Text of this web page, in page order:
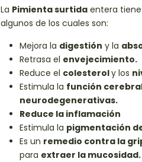
La Pimienta surtidaentera tiene
algunos de los cuales son:
Mejora la digestión y la
Retrasa el envejecimiento.
Reduce el colesteroly los
Estimula la función
neurodegenerativas.
Reduce la inflamación
Estimula la pigmentación
Es un remedio contra la
para extraer la mucosidad.